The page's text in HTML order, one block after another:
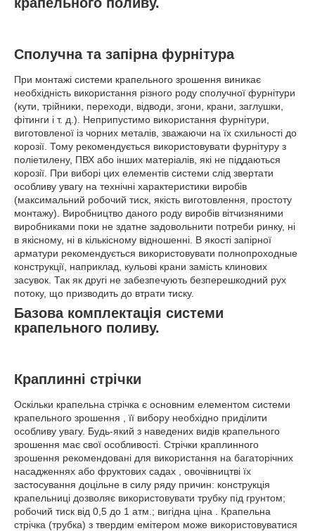
Сполучна та запірна фурнітура
При монтажі системи крапельного зрошення виникає
необхідність використання різного роду сполучної фурнітури
(кути, трійники, переходи, відводи, згони, крани, заглушки,
фітинги і т. д.). Неприпустимо використання фурнітури,
виготовленої із чорних металів, зважаючи на їх схильності до
корозії. Тому рекомендується використовувати фурнітуру з
поліетилену, ПВХ або інших матеріалів, які не піддаються
корозії. При виборі цих елементів системи слід звертати
особливу увагу на технічні характеристики виробів
(максимальний робочий тиск, якість виготовлення, простоту
монтажу). Виробництво даного роду виробів вітчизняними
виробниками поки не здатне задовольнити потреби ринку, ні
в якісному, ні в кількісному відношенні. В якості запірної
арматури рекомендується використовувати полнопроходные
конструкції, наприклад, кульові крани замість клинових
засувок. Так як другі не забезпечують безперешкодний рух
потоку, що призводить до втрати тиску.
Базова комплектація системи
крапельного поливу.
Краплинні стрічки
Оскільки крапельна стрічка є основним елементом системи
крапельного зрошення , її вибору необхідно приділити
особливу увагу. Будь-який з наведених видів крапельного
зрошення має свої особливості. Стрічки краплинного
зрошення рекомендовані для використання на багаторічних
насадженнях або фруктових садах , овочівництві їх
застосування доцільне в силу ряду причин: конструкція
крапельниці дозволяє використовувати трубку під грунтом;
робочий тиск від 0,5 до 1 атм.; вигідна ціна . Крапельна
стрічка (трубка) з твердим емітером може використовуватися